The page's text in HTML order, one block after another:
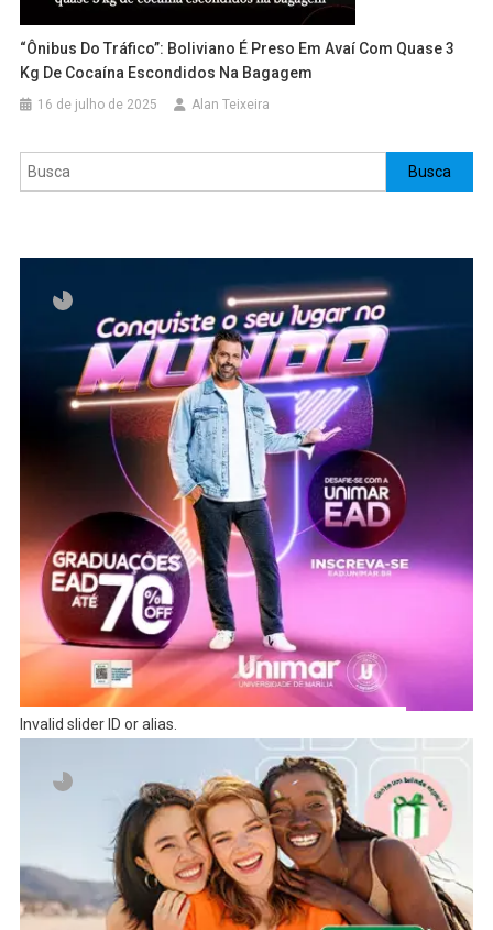
“Ônibus Do Tráfico”: Boliviano É Preso Em Avaí Com Quase 3
Kg De Cocaína Escondidos Na Bagagem
16 de julho de 2025 Alan Teixeira
Pesquisar Busca
Invalid slider ID or alias.